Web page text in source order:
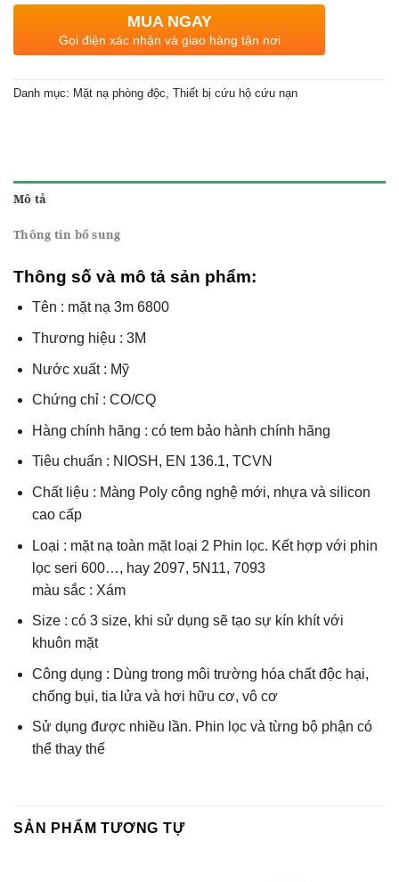
MUA NGAY
Gọi điện xác nhận và giao hàng tận nơi
Danh mục: Mặt nạ phòng độc Thiết bị cứu hộ cứu nạn
Mô tả
Thông tin bổ sung
Thông số và mô tả sản phẩm:
Tên : mặt nạ 3m 6800
Thương hiệu : 3M
Nước xuất : Mỹ
Chứng chỉ : CO/CQ
Hàng chính hãng : có tem bảo hành chính hãng
Tiêu chuẩn : NIOSH, EN 136.1, TCVN
Chất liệu : Màng Poly công nghệ mới, nhựa và silicon
cao cấp
Loại : mặt nạ toàn mặt loại 2 Phin lọc. Kết hợp với phin
lọc seri 600…, hay 2097, 5N11, 7093
màu sắc : Xám
Size : có 3 size, khi sử dụng sẽ tạo sự kín khít với
khuôn mặt
Công dụng : Dùng trong môi trường hóa chất độc hại,
chống bụi, tia lửa và hơi hữu cơ, vô cơ
Sử dụng được nhiều lần. Phin lọc và từng bộ phận có
thể thay thế
SẢN PHẨM TƯƠNG TỰ